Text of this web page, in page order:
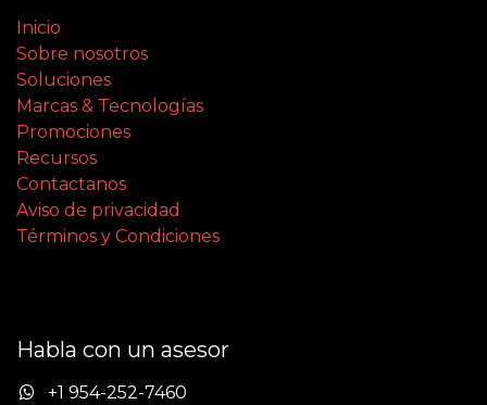
Inicio
Sobre nosotros
Soluciones
Marcas & Tecnologías
Promociones
Recursos
Contactanos
Aviso de privacidad
Términos y Condiciones
Habla con un asesor
+1 954-252-7460